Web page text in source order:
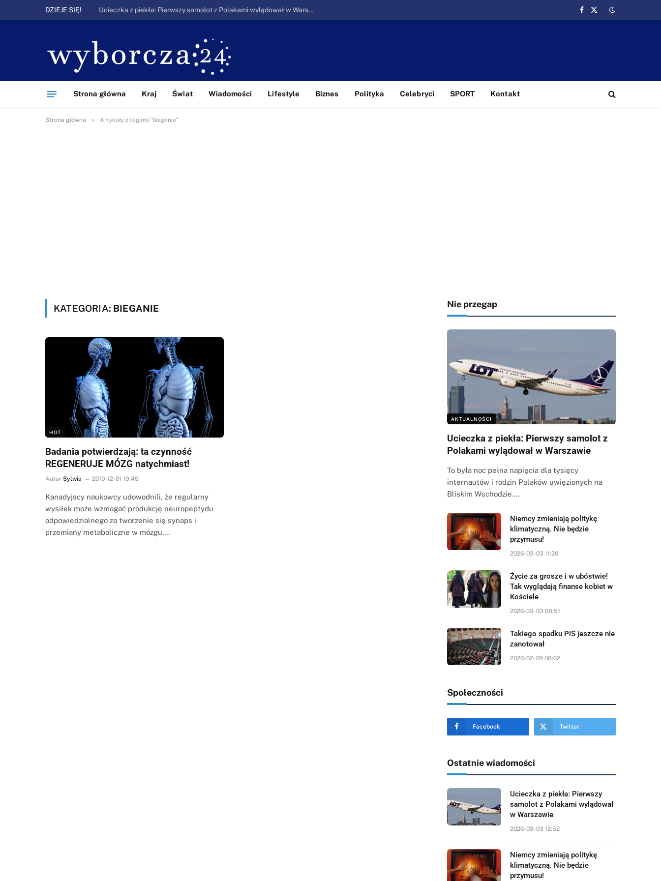
DZIEJE SIĘ! Ucieczka z piekła: Pierwszy samolot z Polakami wylądował w Warszawie
Facebook
X
Strona główna Kraj Świat Wiadomości Lifestyle Biznes Polityka Celebryci SPORT Kontakt
Strona główna » Artykuły z tagami "bieganie"
KATEGORIA: BIEGANIE
HOT
Badania potwierdzają: ta czynność
REGENERUJE MÓZG natychmiast!
Autor Sylwia 2019-12-01 19:45
Kanadyjscy naukowcy udowodnili, że regularny
wysiłek może wzmagać produkcję neuropeptydu
odpowiedzialnego za tworzenie się synaps i
przemiany metaboliczne w mózgu.…
Nie przegap
AKTUALNOŚCI
Ucieczka z piekła: Pierwszy samolot z
Polakami wylądował w Warszawie
To była noc pełna napięcia dla tysięcy
internautów i rodzin Polaków uwięzionych na
Bliskim Wschodzie.…
Niemcy zmieniają politykę
klimatyczną. Nie będzie
przymusu!
2026-03-03 11:20
Życie za grosze i w ubóstwie!
Tak wyglądają finanse kobiet w
Kościele
2026-03-03 08:51
Takiego spadku PiS jeszcze nie
zanotował
2026-02-28 08:02
Społeczności
Facebook Twitter
Ostatnie wiadomości
Ucieczka z piekła: Pierwszy
samolot z Polakami wylądował
w Warszawie
2026-03-03 12:52
Niemcy zmieniają politykę
klimatyczną. Nie będzie
przymusu!